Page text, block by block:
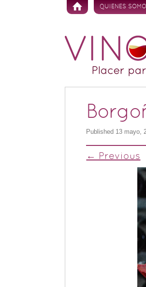
Skip to content
QUIENES
Published 13 mayo,
← Previous